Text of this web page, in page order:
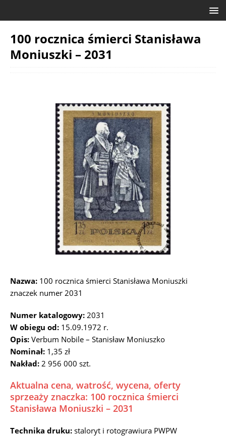
100 rocznica śmierci Stanisława
Moniuszki – 2031
Nazwa: 100 rocznica śmierci Stanisława Moniuszki
znaczek numer 2031
Numer katalogowy: 2031
W obiegu od: 15.09.1972 r.
Opis: Verbum Nobile – Stanisław Moniuszko
Nominał: 1,35 zł
Nakład: 2 956 000 szt.
Aktualna cena, watrość, wycena, oferty
sprzeaży znaczka: 100 rocznica śmierci
Stanisława Moniuszki – 2031
Technika druku: staloryt i rotograwiura PWPW